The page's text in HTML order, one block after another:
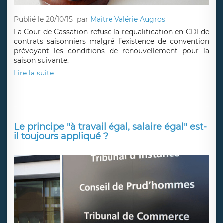
Publié le 20/10/15 par Maître Valérie Augros
La Cour de Cassation refuse la requalification en CDI de
contrats saisonniers malgré l’existence de convention
prévoyant les conditions de renouvellement pour la
saison suivante.
Lire la suite
Le principe "à travail égal, salaire égal" est-
il toujours appliqué ?